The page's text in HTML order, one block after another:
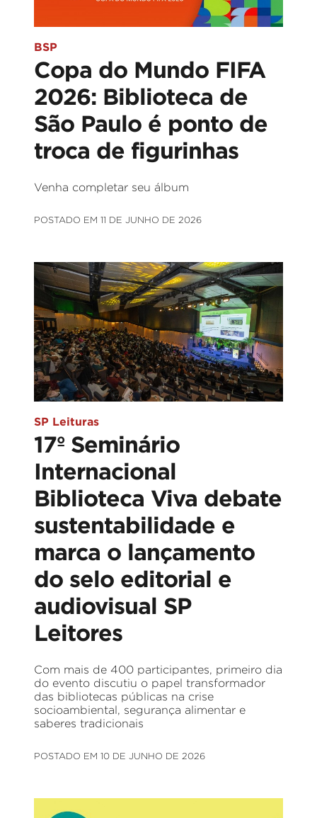
BSP
Copa do Mundo FIFA
2026: Biblioteca de
São Paulo é ponto de
troca de figurinhas
Venha completar seu álbum
POSTADO EM 11 DE JUNHO DE 2026
SP Leituras
17º Seminário
Internacional
Biblioteca Viva debate
sustentabilidade e
marca o lançamento
do selo editorial e
audiovisual SP
Leitores
Com mais de 400 participantes, primeiro dia
do evento discutiu o papel transformador
das bibliotecas públicas na crise
socioambiental, segurança alimentar e
saberes tradicionais
POSTADO EM 10 DE JUNHO DE 2026